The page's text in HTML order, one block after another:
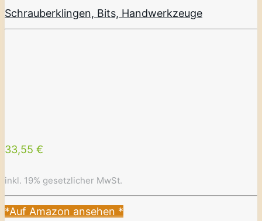
Schrauberklingen, Bits, Handwerkzeuge
33,55 €
inkl. 19% gesetzlicher MwSt.
*Auf Amazon ansehen *